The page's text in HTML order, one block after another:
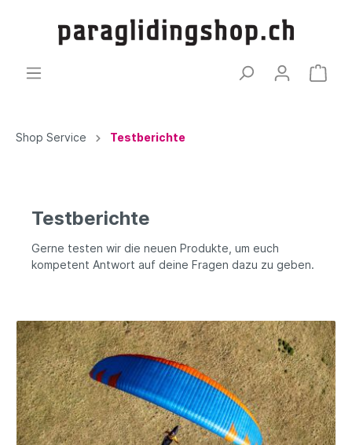
Shop Service Testberichte
Testberichte
Gerne testen wir die neuen Produkte, um euch
kompetent Antwort auf deine Fragen dazu zu geben.